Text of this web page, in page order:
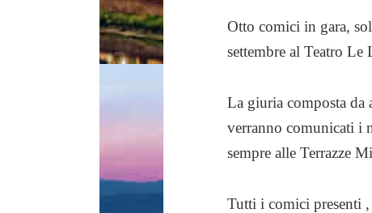
Otto comici in gara,
settembre al Teatro Le
La giuria composta da
verranno comunicati i
sempre alle Terrazze
Tutti i comici presenti